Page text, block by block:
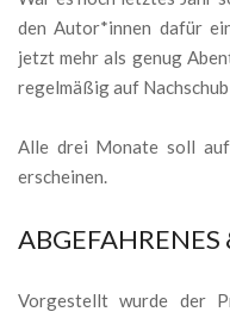
den Autor*innen dafür
jetzt mehr als genug
regelmäßig auf
Alle drei Monate soll
erscheinen.
ABGEFAHRENES
Vorgestellt wurde der